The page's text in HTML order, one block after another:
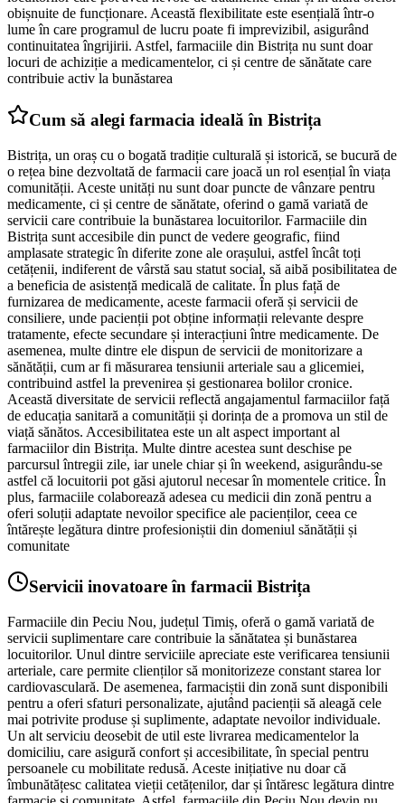
obișnuite de funcționare. Această flexibilitate este esențială într-o
lume în care programul de lucru poate fi imprevizibil, asigurând
continuitatea îngrijirii. Astfel, farmaciile din Bistrița nu sunt doar
locuri de achiziție a medicamentelor, ci și centre de sănătate care
contribuie activ la bunăstarea
Cum să alegi farmacia ideală în Bistrița
Bistrița, un oraș cu o bogată tradiție culturală și istorică, se bucură de
o rețea bine dezvoltată de farmacii care joacă un rol esențial în viața
comunității. Aceste unități nu sunt doar puncte de vânzare pentru
medicamente, ci și centre de sănătate, oferind o gamă variată de
servicii care contribuie la bunăstarea locuitorilor. Farmaciile din
Bistrița sunt accesibile din punct de vedere geografic, fiind
amplasate strategic în diferite zone ale orașului, astfel încât toți
cetățenii, indiferent de vârstă sau statut social, să aibă posibilitatea de
a beneficia de asistență medicală de calitate. În plus față de
furnizarea de medicamente, aceste farmacii oferă și servicii de
consiliere, unde pacienții pot obține informații relevante despre
tratamente, efecte secundare și interacțiuni între medicamente. De
asemenea, multe dintre ele dispun de servicii de monitorizare a
sănătății, cum ar fi măsurarea tensiunii arteriale sau a glicemiei,
contribuind astfel la prevenirea și gestionarea bolilor cronice.
Această diversitate de servicii reflectă angajamentul farmaciilor față
de educația sanitară a comunității și dorința de a promova un stil de
viață sănătos. Accesibilitatea este un alt aspect important al
farmaciilor din Bistrița. Multe dintre acestea sunt deschise pe
parcursul întregii zile, iar unele chiar și în weekend, asigurându-se
astfel că locuitorii pot găsi ajutorul necesar în momentele critice. În
plus, farmaciile colaborează adesea cu medicii din zonă pentru a
oferi soluții adaptate nevoilor specifice ale pacienților, ceea ce
întărește legătura dintre profesioniștii din domeniul sănătății și
comunitate
Servicii inovatoare în farmacii Bistrița
Farmaciile din Peciu Nou, județul Timiș, oferă o gamă variată de
servicii suplimentare care contribuie la sănătatea și bunăstarea
locuitorilor. Unul dintre serviciile apreciate este verificarea tensiunii
arteriale, care permite clienților să monitorizeze constant starea lor
cardiovasculară. De asemenea, farmaciștii din zonă sunt disponibili
pentru a oferi sfaturi personalizate, ajutând pacienții să aleagă cele
mai potrivite produse și suplimente, adaptate nevoilor individuale.
Un alt serviciu deosebit de util este livrarea medicamentelor la
domiciliu, care asigură confort și accesibilitate, în special pentru
persoanele cu mobilitate redusă. Aceste inițiative nu doar că
îmbunătățesc calitatea vieții cetățenilor, dar și întăresc legătura dintre